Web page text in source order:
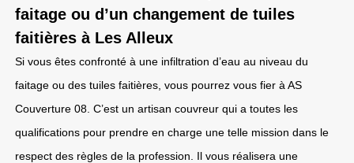
faitage ou d’un changement de tuiles
faitières à Les Alleux
Si vous êtes confronté à une infiltration d’eau au niveau du
faitage ou des tuiles faitières, vous pourrez vous fier à AS
Couverture 08. C’est un artisan couvreur qui a toutes les
qualifications pour prendre en charge une telle mission dans le
respect des règles de la profession. Il vous réalisera une